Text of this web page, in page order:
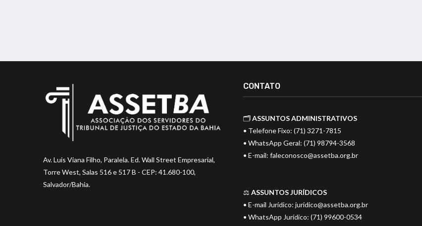
Av. Luis Viana Filho, Paralela. Ed. Wall Street Empresarial,
Torre West, Salas 516 e 517 B - CEP: 41.680-100,
Salvador/Bahia.
CONTATO
🗂️ASSUNTOS ADMINISTRATIVOS
• Telefone Fixo: (71) 3271-7815
• WhatsApp Geral: (71) 98794-3568
• E-mail: faleconosco@assetba.org.br
⚖️ ASSUNTOS JURÍDICOS
• E-mail Jurídico: juridico@assetba.org.br
• WhatsApp Jurídico: (71) 99600-0534